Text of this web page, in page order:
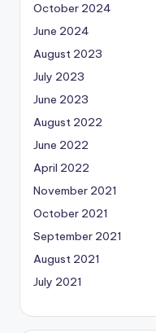
October 2024
June 2024
August 2023
July 2023
June 2023
August 2022
June 2022
April 2022
November 2021
October 2021
September 2021
August 2021
July 2021